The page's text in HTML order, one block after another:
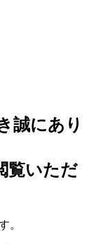
誠にあり
覧いただ
。